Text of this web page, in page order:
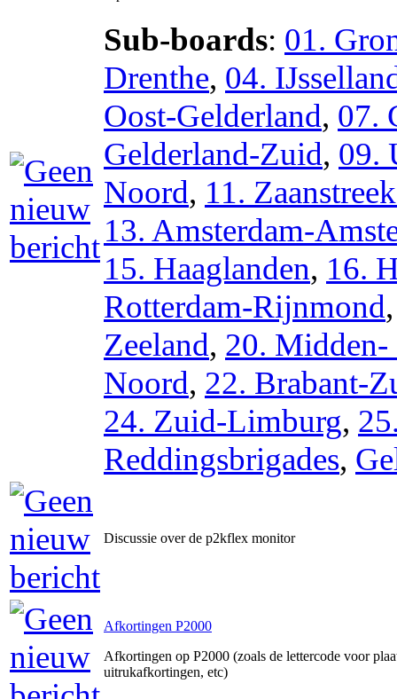
Sub-boards: 01.
Drenthe, 04.
Oost-Gelderland, 07.
Gelderland-Zuid, 09.
Noord, 11.
13. Amsterdam-
15. Haaglanden, 16.
Rotterdam-Rijnmond
Zeeland, 20. Midden-
Noord, 22. Brabant-
24. Zuid-Limburg,
Reddingsbrigades,
Discussie over de p2kflex monitor
Afkortingen P2000
Afkortingen op P2000 (zoals de lettercode voor
uitrukafkortingen, etc)